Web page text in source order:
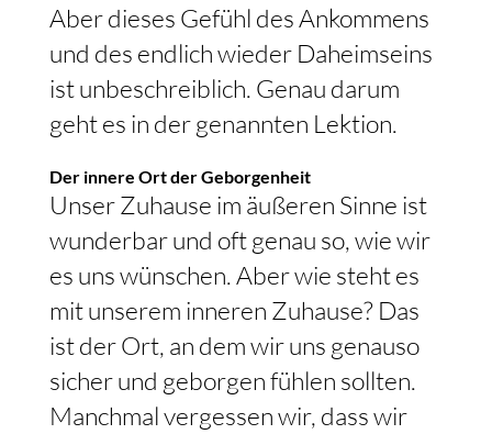
Aber dieses Gefühl des Ankommens
und des endlich wieder Daheimseins
ist unbeschreiblich. Genau darum
geht es in der genannten Lektion.
Der innere Ort der Geborgenheit
Unser Zuhause im äußeren Sinne ist
wunderbar und oft genau so, wie wir
es uns wünschen. Aber wie steht es
mit unserem inneren Zuhause? Das
ist der Ort, an dem wir uns genauso
sicher und geborgen fühlen sollten.
Manchmal vergessen wir, dass wir